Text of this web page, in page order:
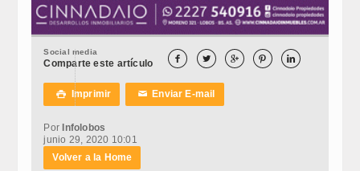
Social media
Comparte este artículo     
 Imprimir ✉Enviar E-mail
Por Infolobos
junio 29, 2020 10:01
Volver a la Home